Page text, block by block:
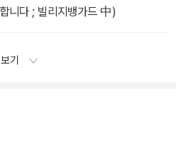
니다 ; 빌리지뱅가드 中)
기